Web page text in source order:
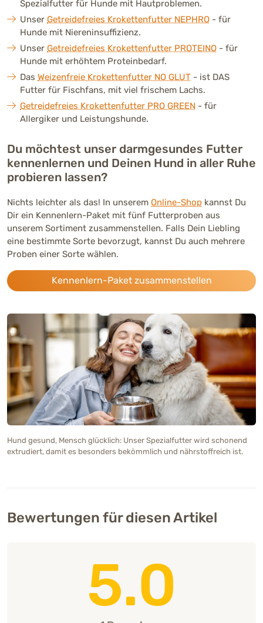
Spezialfutter für Hunde mit Hautproblemen.
Unser Getreidefreies Krokettenfutter NEPHRO - für
Hunde mit Niereninsuffizienz.
Unser Getreidefreies Krokettenfutter PROTEINO - für
Hunde mit erhöhtem Proteinbedarf.
Das Weizenfreie Krokettenfutter NO GLUT - ist DAS
Futter für Fischfans, mit viel frischem Lachs.
Getreidefreies Krokettenfutter PRO GREEN - für
Allergiker und Leistungshunde.
Du möchtest unser darmgesundes Futter
kennenlernen und Deinen Hund in aller Ruhe
probieren lassen?
Nichts leichter als das! In unserem Online-Shop kannst Du
Dir ein Kennenlern-Paket mit fünf Futterproben aus
unserem Sortiment zusammenstellen. Falls Dein Liebling
eine bestimmte Sorte bevorzugt, kannst Du auch mehrere
Proben einer Sorte wählen.
Kennenlern-Paket zusammenstellen
Hund gesund, Mensch glücklich: Unser Spezialfutter wird schonend
extrudiert, damit es besonders bekömmlich und nährstoffreich ist.
Bewertungen für diesen Artikel
5.0